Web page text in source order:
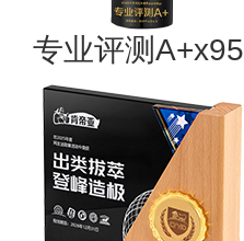
专业评测A+x95